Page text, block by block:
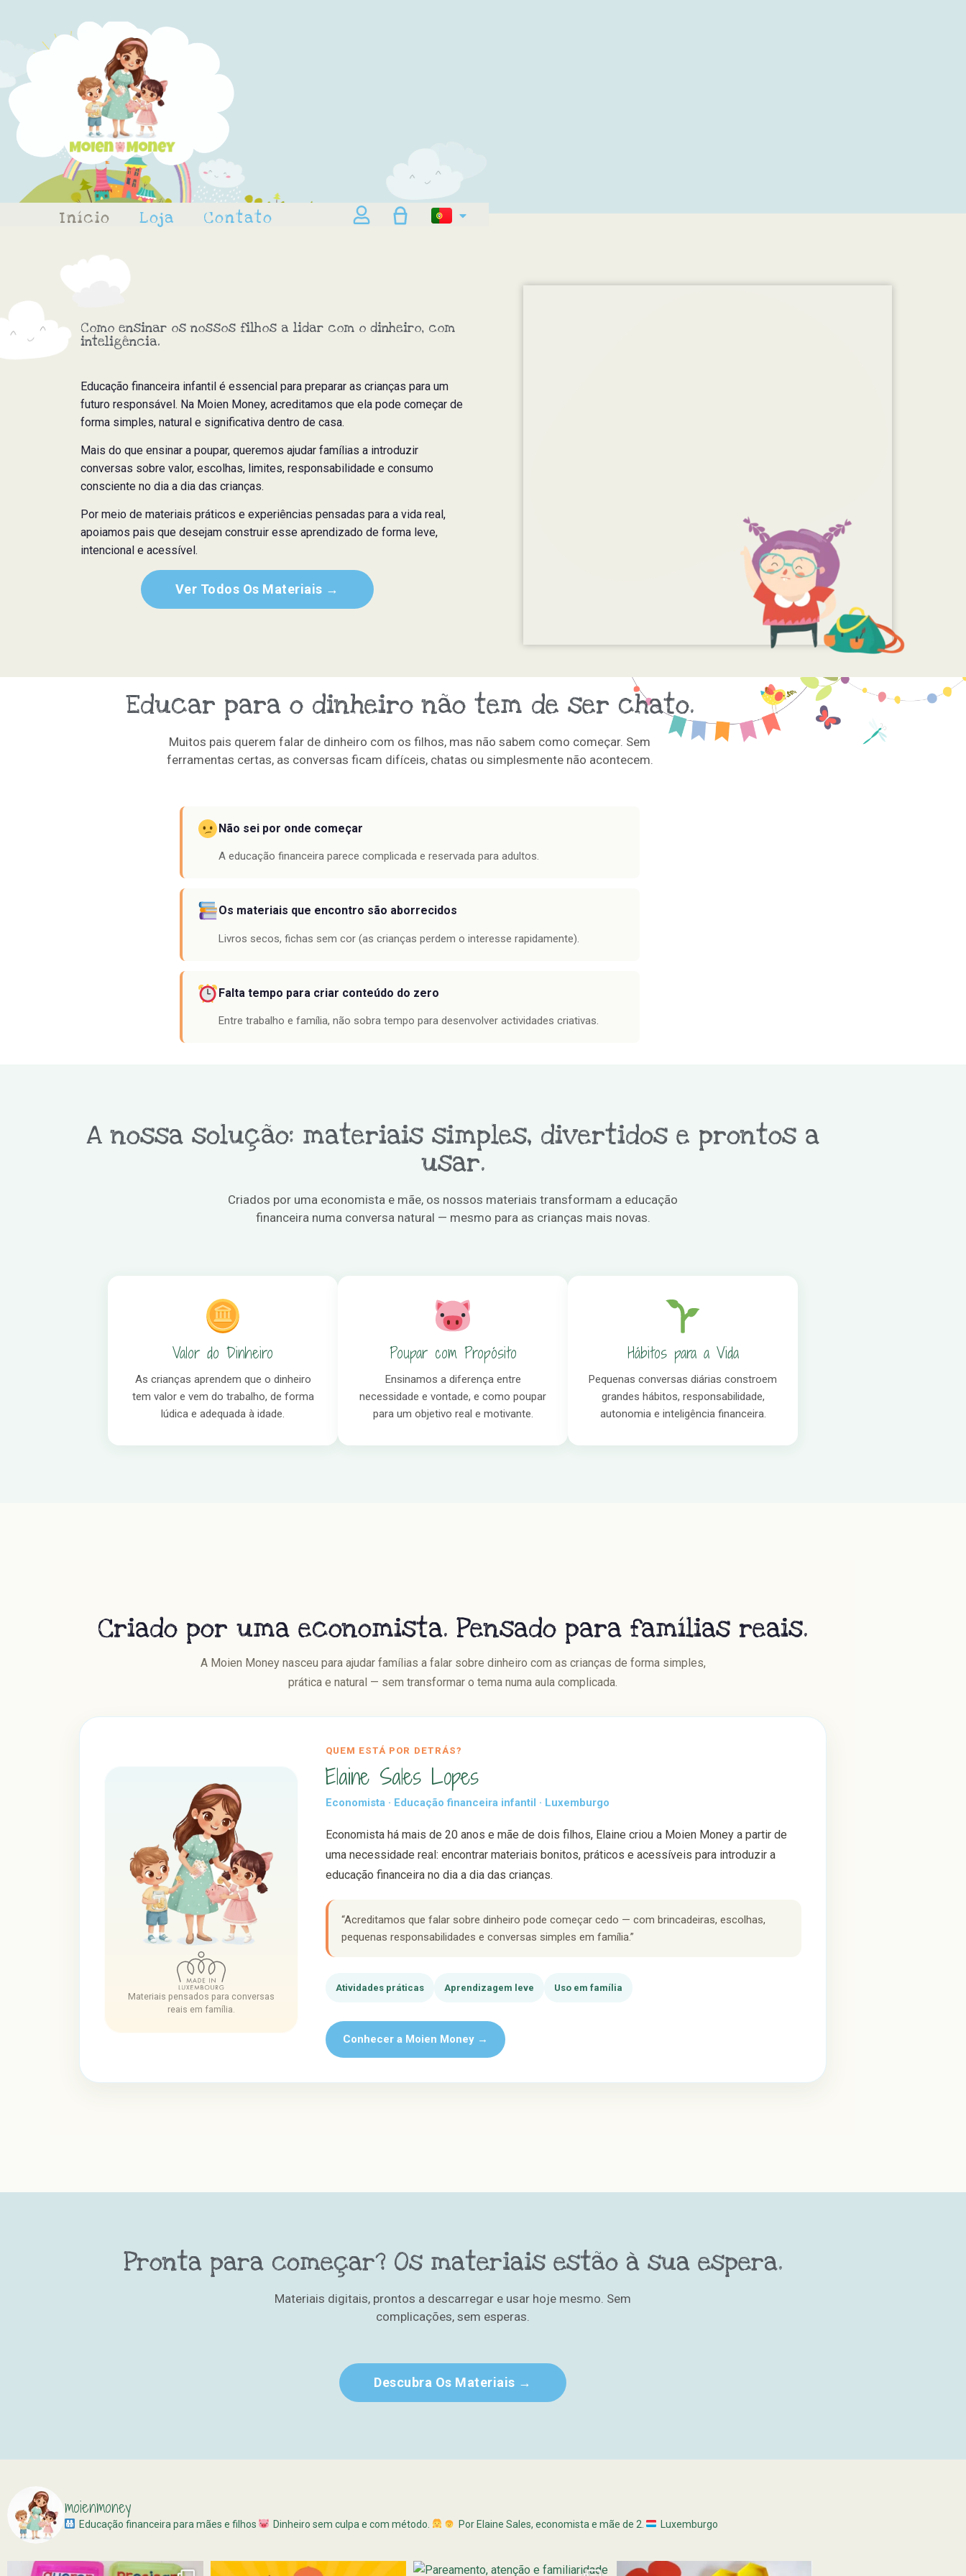
Início Loja Contato
Como ensinar os nossos filhos a lidar com o dinheiro, com
inteligência.
Educação financeira infantil é essencial para preparar as crianças para um
futuro responsável. Na Moien Money, acreditamos que ela pode começar de
forma simples, natural e significativa dentro de casa.
Mais do que ensinar a poupar, queremos ajudar famílias a introduzir
conversas sobre valor, escolhas, limites, responsabilidade e consumo
consciente no dia a dia das crianças.
Por meio de materiais práticos e experiências pensadas para a vida real,
apoiamos pais que desejam construir esse aprendizado de forma leve,
intencional e acessível.
Ver Todos Os Materiais →
Educar para o dinheiro não tem de ser chato.
Muitos pais querem falar de dinheiro com os filhos, mas não sabem como começar. Sem
ferramentas certas, as conversas ficam difíceis, chatas ou simplesmente não acontecem.
Não sei por onde começar
A educação financeira parece complicada e reservada para adultos.
Os materiais que encontro são aborrecidos
Livros secos, fichas sem cor (as crianças perdem o interesse rapidamente).
Falta tempo para criar conteúdo do zero
Entre trabalho e família, não sobra tempo para desenvolver actividades criativas.
A nossa solução: materiais simples, divertidos e prontos a
usar.
Criados por uma economista e mãe, os nossos materiais transformam a educação
financeira numa conversa natural — mesmo para as crianças mais novas.
Valor do Dinheiro
As crianças aprendem que o dinheiro
tem valor e vem do trabalho, de forma
lúdica e adequada à idade.
Poupar com Propósito
Ensinamos a diferença entre
necessidade e vontade, e como poupar
para um objetivo real e motivante.
Hábitos para a Vida
Pequenas conversas diárias constroem
grandes hábitos, responsabilidade,
autonomia e inteligência financeira.
Criado por uma economista. Pensado para famílias reais.
A Moien Money nasceu para ajudar famílias a falar sobre dinheiro com as crianças de forma simples,
prática e natural — sem transformar o tema numa aula complicada.
Materiais pensados para conversas
reais em família.
QUEM ESTÁ POR DETRÁS?
Elaine Sales Lopes
Economista · Educação financeira infantil · Luxemburgo
Economista há mais de 20 anos e mãe de dois filhos, Elaine criou a Moien Money a partir de
uma necessidade real: encontrar materiais bonitos, práticos e acessíveis para introduzir a
educação financeira no dia a dia das crianças.
“Acreditamos que falar sobre dinheiro pode começar cedo — com brincadeiras, escolhas,
pequenas responsabilidades e conversas simples em família.”
Atividades práticas Aprendizagem leve Uso em família
Conhecer a Moien Money →
Pronta para começar? Os materiais estão à sua espera.
Materiais digitais, prontos a descarregar e usar hoje mesmo. Sem
complicações, sem esperas.
Descubra Os Materiais →
moienmoney
Educação financeira para mães e filhos Dinheiro sem culpa e com método. Por Elaine Sales, economista e mãe de 2. Luxemburgo